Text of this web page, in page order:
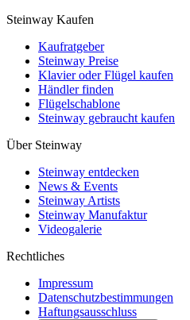
Steinway Kaufen
Kaufratgeber
Steinway Preise
Klavier oder Flügel kaufen
Händler finden
Flügelschablone
Steinway gebraucht kaufen
Über Steinway
Steinway entdecken
News & Events
Steinway Artists
Steinway Manufaktur
Videogalerie
Rechtliches
Impressum
Datenschutzbestimmungen
Haftungsausschluss